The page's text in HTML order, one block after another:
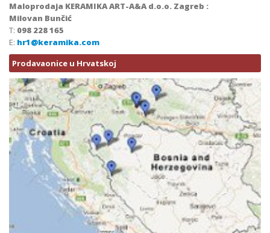
Maloprodaja KERAMIKA ART-A&A d.o.o. Zagreb :
Milovan Bunčić
T: 098 228 165
E: hr1@keramika.com
Prodavaonice u Hrvatskoj